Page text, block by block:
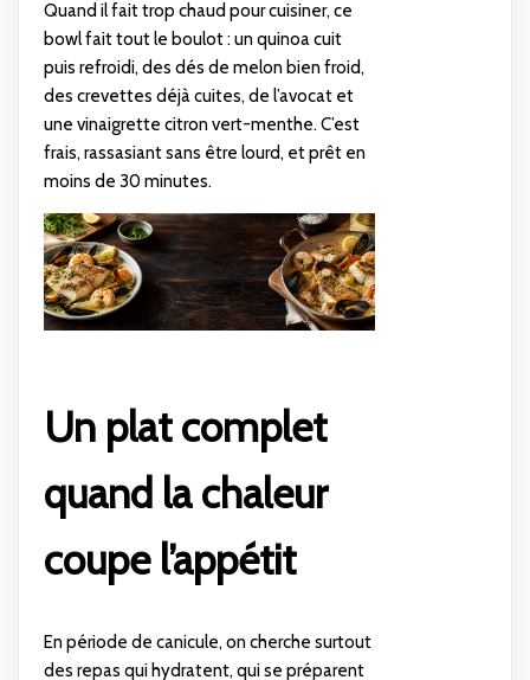
Quand il fait trop chaud pour cuisiner, ce
bowl fait tout le boulot : un quinoa cuit
puis refroidi, des dés de melon bien froid,
des crevettes déjà cuites, de l’avocat et
une vinaigrette citron vert-menthe. C’est
frais, rassasiant sans être lourd, et prêt en
moins de 30 minutes.
Un plat complet
quand la chaleur
coupe l’appétit
En période de canicule, on cherche surtout
des repas qui hydratent, qui se préparent